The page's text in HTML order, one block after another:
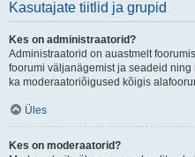
Kasutajate tiitlid ja grupid
Kes on administraatorid?
Administraatorid on auastmelt
foorumi väljanägemist ja seadeid
ka moderaatoriõigused kõigis
Üles
Kes on moderaatorid?